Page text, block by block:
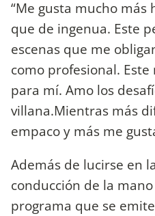
“Me gusta mucho más
que de ingenua. Este
escenas que me
como profesional.
para mí. Amo los
villana.Mientras más
empaco y más me
Además de lucirse en
conducción de la
programa que se